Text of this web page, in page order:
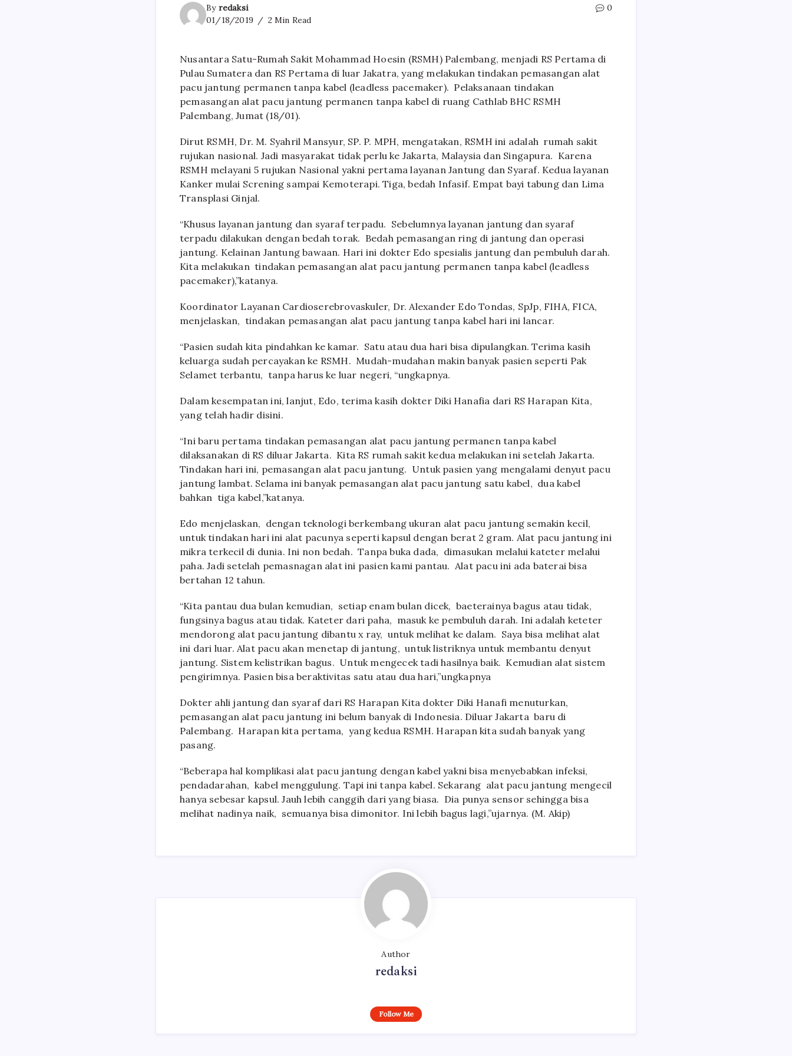
By redaksi
01/18/2019
2 Min Read
0
Nusantara Satu-Rumah Sakit Mohammad Hoesin (RSMH) Palembang, menjadi RS Pertama di
Pulau Sumatera dan RS Pertama di luar Jakatra, yang melakukan tindakan pemasangan alat
pacu jantung permanen tanpa kabel (leadless pacemaker). Pelaksanaan tindakan
pemasangan alat pacu jantung permanen tanpa kabel di ruang Cathlab BHC RSMH
Palembang, Jumat (18/01).
Dirut RSMH, Dr. M. Syahril Mansyur, SP. P. MPH, mengatakan, RSMH ini adalah rumah sakit
rujukan nasional. Jadi masyarakat tidak perlu ke Jakarta, Malaysia dan Singapura. Karena
RSMH melayani 5 rujukan Nasional yakni pertama layanan Jantung dan Syaraf. Kedua layanan
Kanker mulai Screning sampai Kemoterapi. Tiga, bedah Infasif. Empat bayi tabung dan Lima
Transplasi Ginjal.
“Khusus layanan jantung dan syaraf terpadu. Sebelumnya layanan jantung dan syaraf
terpadu dilakukan dengan bedah torak. Bedah pemasangan ring di jantung dan operasi
jantung. Kelainan Jantung bawaan. Hari ini dokter Edo spesialis jantung dan pembuluh darah.
Kita melakukan tindakan pemasangan alat pacu jantung permanen tanpa kabel (leadless
pacemaker),”katanya.
Koordinator Layanan Cardioserebrovaskuler, Dr. Alexander Edo Tondas, SpJp, FIHA, FICA,
menjelaskan, tindakan pemasangan alat pacu jantung tanpa kabel hari ini lancar.
“Pasien sudah kita pindahkan ke kamar. Satu atau dua hari bisa dipulangkan. Terima kasih
keluarga sudah percayakan ke RSMH. Mudah-mudahan makin banyak pasien seperti Pak
Selamet terbantu, tanpa harus ke luar negeri, “ungkapnya.
Dalam kesempatan ini, lanjut, Edo, terima kasih dokter Diki Hanafia dari RS Harapan Kita,
yang telah hadir disini.
“Ini baru pertama tindakan pemasangan alat pacu jantung permanen tanpa kabel
dilaksanakan di RS diluar Jakarta. Kita RS rumah sakit kedua melakukan ini setelah Jakarta.
Tindakan hari ini, pemasangan alat pacu jantung. Untuk pasien yang mengalami denyut pacu
jantung lambat. Selama ini banyak pemasangan alat pacu jantung satu kabel, dua kabel
bahkan tiga kabel,”katanya.
Edo menjelaskan, dengan teknologi berkembang ukuran alat pacu jantung semakin kecil,
untuk tindakan hari ini alat pacunya seperti kapsul dengan berat 2 gram. Alat pacu jantung ini
mikra terkecil di dunia. Ini non bedah. Tanpa buka dada, dimasukan melalui kateter melalui
paha. Jadi setelah pemasnagan alat ini pasien kami pantau. Alat pacu ini ada baterai bisa
bertahan 12 tahun.
“Kita pantau dua bulan kemudian, setiap enam bulan dicek, baeterainya bagus atau tidak,
fungsinya bagus atau tidak. Kateter dari paha, masuk ke pembuluh darah. Ini adalah keteter
mendorong alat pacu jantung dibantu x ray, untuk melihat ke dalam. Saya bisa melihat alat
ini dari luar. Alat pacu akan menetap di jantung, untuk listriknya untuk membantu denyut
jantung. Sistem kelistrikan bagus. Untuk mengecek tadi hasilnya baik. Kemudian alat sistem
pengirimnya. Pasien bisa beraktivitas satu atau dua hari,”ungkapnya
Dokter ahli jantung dan syaraf dari RS Harapan Kita dokter Diki Hanafi menuturkan,
pemasangan alat pacu jantung ini belum banyak di Indonesia. Diluar Jakarta baru di
Palembang. Harapan kita pertama, yang kedua RSMH. Harapan kita sudah banyak yang
pasang.
“Beberapa hal komplikasi alat pacu jantung dengan kabel yakni bisa menyebabkan infeksi,
pendadarahan, kabel menggulung. Tapi ini tanpa kabel. Sekarang alat pacu jantung mengecil
hanya sebesar kapsul. Jauh lebih canggih dari yang biasa. Dia punya sensor sehingga bisa
melihat nadinya naik, semuanya bisa dimonitor. Ini lebih bagus lagi,”ujarnya. (M. Akip)
Author
redaksi
Follow Me